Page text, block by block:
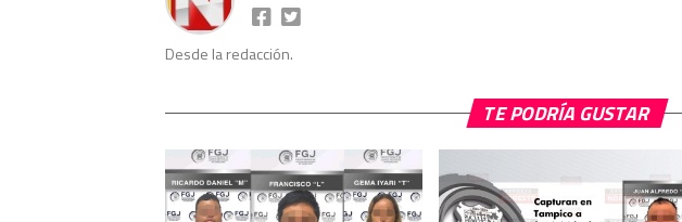
Desde la redacción.
TE PODRÍA GUSTAR